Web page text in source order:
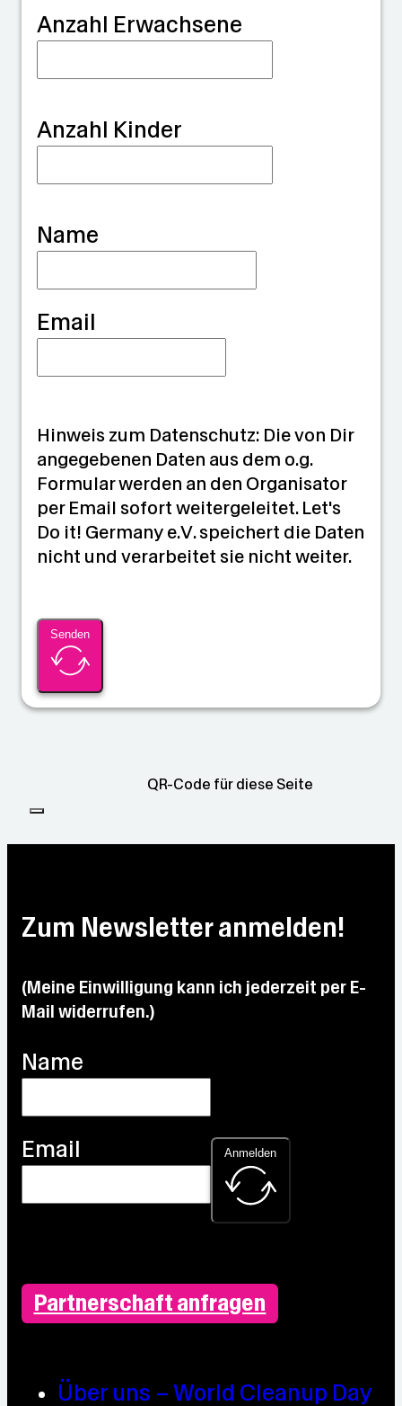
Anzahl Erwachsene
Anzahl Kinder
Name
Email
G
a
r
d
n
Hinweis zum Datenschutz: Die von Dir
angegebenen Daten aus dem o.g.
Formular werden an den Organisator
per Email sofort weitergeleitet. Let's
Do it! Germany e.V. speichert die Daten
nicht und verarbeitet sie nicht weiter.
Senden
QR-Code für diese Seite
Partnerschaft anfragen
Über uns – World Cleanup Day
Zum Newsletter anmelden!
(Meine Einwilligung kann ich jederzeit per E-
Mail widerrufen.)
Name
Email Anmelden